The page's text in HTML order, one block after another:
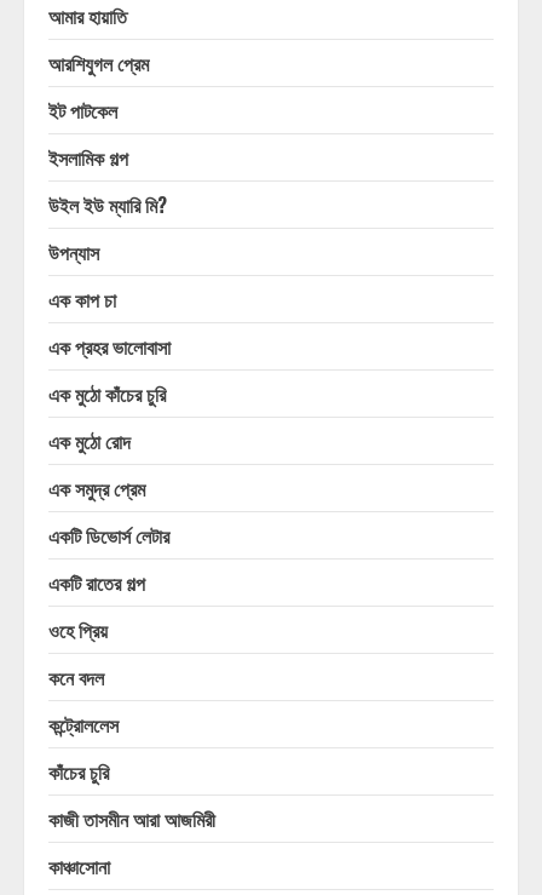
আমার হায়াতি
আরশিযুগল প্রেম
ইট পাটকেল
ইসলামিক গল্প
উইল ইউ ম্যারি মি?
উপন্যাস
এক কাপ চা
এক প্রহর ভালোবাসা
এক মুঠো কাঁচের চুরি
এক মুঠো রোদ
এক সমুদ্র প্রেম
একটি ডিভোর্স লেটার
একটি রাতের গল্প
ওহে প্রিয়
কনে বদল
কন্ট্রোললেস
কাঁচের চুরি
কাজী তাসমীন আরা আজমিরী
কাঞ্চাসোনা